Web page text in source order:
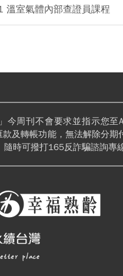
溫室氣體內部查證員課程
今周刊不會要求並指示您至
款及轉帳功能，無法解除分期
時可撥打165反詐騙諮詢專線